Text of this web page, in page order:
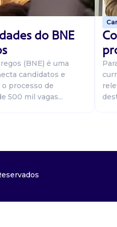
do BNE
(BNE) é uma
candidatos e
processo de
500 mil vagas...